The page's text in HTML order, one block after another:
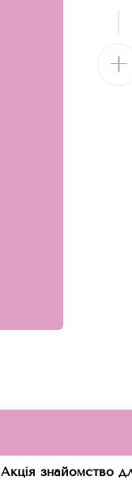
+
Акція знайомство